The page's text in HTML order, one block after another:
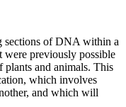
sections of DNA within a
were previously possible
and animals. This
which involves
and which will